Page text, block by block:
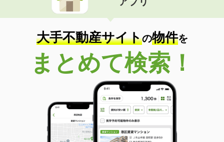
住 所
山梨県甲府市徳行２
専有面積 26.71m²
間取り
1K
山梨県甲府市相生１丁目
価 格
7.60万円
山梨県甲府市相生１丁目
26.08m²
間取り
1K
山梨県甲府市朝気３
大手不動産サイトの物件を
まとめて検索！